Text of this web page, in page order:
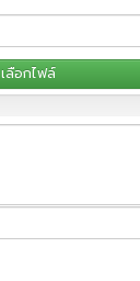
เลือกไฟล์